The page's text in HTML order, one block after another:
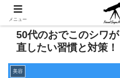
50代のおでこのシワ
直したい習慣と対策！
美容
メニュー